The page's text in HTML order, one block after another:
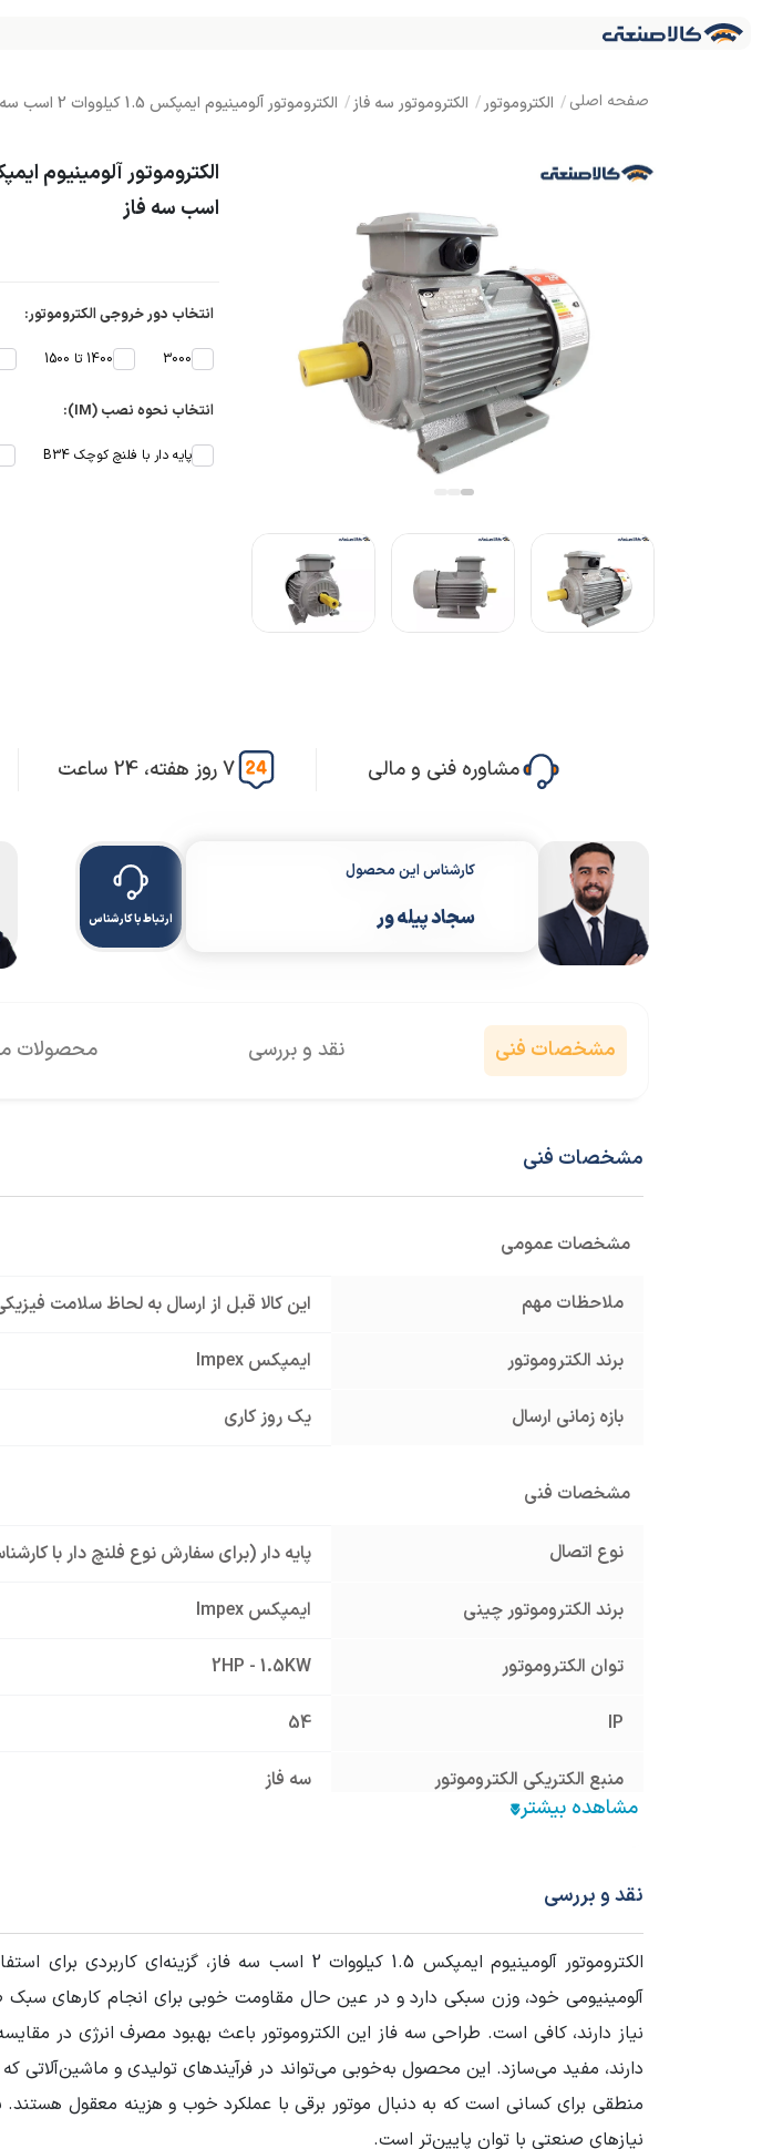
الکتروموتور الکتروموتور سه فاز الکتروموتور آلومینیوم ایمپکس 1.5 کیلووات 2 اسب سه فاز
اسب سه فاز
انتخاب دور خروجی الکتروموتور:
3000 1400 تا 1500
انتخاب نحوه نصب (IM):
پایه دار با فلنچ کوچک B34
مشاوره فنی و مالی 7 روز هفته، 24 ساعت
کارشناس این محصول
سجاد پیله ور ارتباط با کارشناس
مشخصات فنی نقد و بررسی محصولات
مشخصات فنی
مشخصات عمومی
ملاحظات مهم این کالا قبل از ارسال به لحاظ سلامت
برند الکتروموتور ایمپکس Impex
بازه زمانی ارسال یک روز کاری
مشخصات فنی
نوع اتصال پایه دار (برای سفارش نوع فلنچ دار با
برند الکتروموتور چینی ایمپکس Impex
توان الکتروموتور 2HP - 1.5KW
IP
54
منبع الکتریکی الکتروموتور سه فاز
فرکانس (HZ)
شرایط کارکرد Duty S1
سایز فریم الکتروموتور 90
وزن محموله (گرم) 15000
نقد و بررسی
الکتروموتور آلومینیوم ایمپکس 1.5 کیلووات 2 اسب سه
نیاز دارند، کافی است. طراحی سه فاز این الکتروموتور باعث بهبود مصرف انرژی در
دارند، مفید می‌سازد. این محصول به‌خوبی می‌تواند در فرآیندهای تولیدی و ماشین‌آلاتی که
نیازهای صنعتی با توان پایین‌تر است.